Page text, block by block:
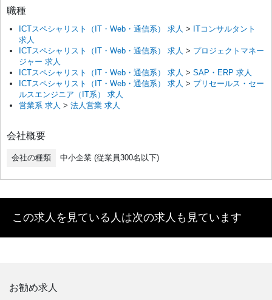
職種
ICTスペシャリスト（IT・Web・通信系） 求人 > ITコンサルタント
求人
ICTスペシャリスト（IT・Web・通信系） 求人 > プロジェクトマネー
ジャー 求人
ICTスペシャリスト（IT・Web・通信系） 求人 > SAP・ERP 求人
ICTスペシャリスト（IT・Web・通信系） 求人 > プリセールス・セー
ルスエンジニア（IT系） 求人
営業系 求人 > 法人営業 求人
会社概要
会社の種類 中小企業 (従業員300名以下)
この求人を見ている人は次の求人も見ています
お勧め求人